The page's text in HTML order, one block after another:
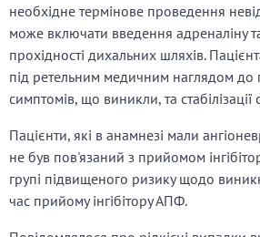
необхідне термінове проведення
може включати введення адреналіну
прохідності дихальних шляхів.
під ретельним медичним наглядом до
симптомів, що виникли, та стабілізації
Пацієнти, які в анамнезі мали
не був пов'язаний з прийомом
групі підвищеного ризику щодо
час прийому інгібітору АПФ.